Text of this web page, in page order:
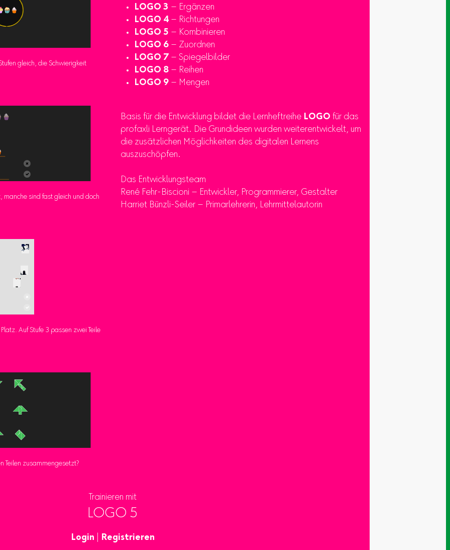
gleich, die Schwierigkeit
manche sind fast gleich und doch
Auf Stufe 3 passen zwei Teile
Teilen zusammengesetzt?
LOGO 3 – Ergänzen
LOGO 4 – Richtungen
LOGO 5 – Kombinieren
LOGO 6 – Zuordnen
LOGO 7 – Spiegelbilder
LOGO 8 – Reihen
LOGO 9 – Mengen
Basis für die Entwicklung bildet die Lernheftreihe LOGO für das
profaxli Lerngerät. Die Grundideen wurden weiterentwickelt, um
die zusätzlichen Möglichkeiten des digitalen Lernens
auszuschöpfen.
Das Entwicklungsteam
René Fehr-Biscioni – Entwickler, Programmierer, Gestalter
Harriet Bünzli-Seiler – Primarlehrerin, Lehrmittelautorin
Trainieren mit
LOGO 5
Login Registrieren